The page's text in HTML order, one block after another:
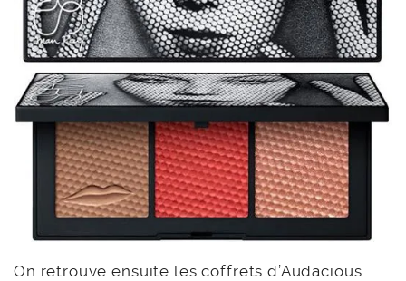
On retrouve ensuite les coffrets d’Audacious